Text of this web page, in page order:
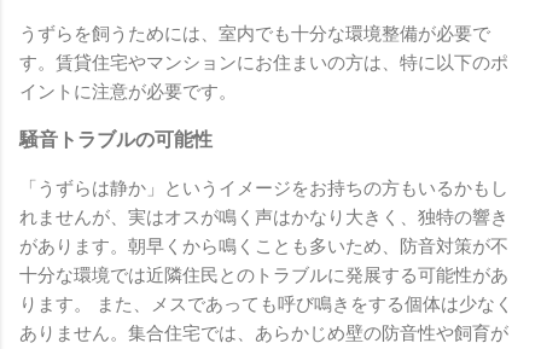
うずらを飼うためには、室内でも十分な環境整備が必要で
す。賃貸住宅やマンションにお住まいの方は、特に以下のポ
イントに注意が必要です。
騒音トラブルの可能性
「うずらは静か」というイメージをお持ちの方もいるかもし
れませんが、実はオスが鳴く声はかなり大きく、独特の響き
があります。朝早くから鳴くことも多いため、防音対策が不
十分な環境では近隣住民とのトラブルに発展する可能性があ
ります。 また、メスであっても呼び鳴きをする個体は少なく
ありません。集合住宅では、あらかじめ壁の防音性や飼育が